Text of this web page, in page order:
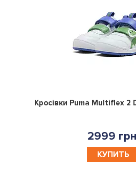
Кросівки Puma Multiflex 2
2999
КУПИТЬ